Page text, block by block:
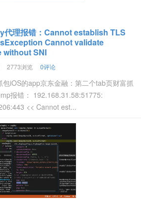
代理报错：Cannot establish TLS
Cannot validate
without SNI
2773浏览 0评论
iOS的app京东金融：第二个tab页财富抓
报错： 192.168.31.58:51775:
<< Cannot est...